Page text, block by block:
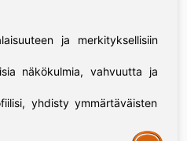
ja merkityksellisiin
näkökulmia, vahvuutta ja
yhdisty ymmärtäväisten